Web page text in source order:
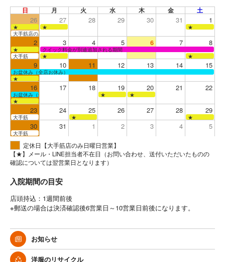
日 月 火 水 木 金 土
26 27 28 29 30 31 1
★ ★
★
大手筋店のみ営業
2 3 4 5 6 7 8
★
クイック料金が別途追加される期間
大手筋
★ ★
9 10 11 12 13 14 15
お盆休み（全店お休み）
★
16 17 18 19 20 21 22
お盆休み（全店お休み） ★
★
★
23 24 25 26 27 28 29
大手筋 ★ ★
30 31 1 2 3 4 5
大手筋
定休日【大手筋店のみ日曜日営業】
【★】メール・LINE担当者不在日（お問い合わせ、送付いただいたものの
確認については翌営業日となります）
入院期間の目安
店頭持込：1週間前後
※郵送の場合は決済確認後6営業日～10営業日前後になります。
お知らせ
洋服のリサイクル